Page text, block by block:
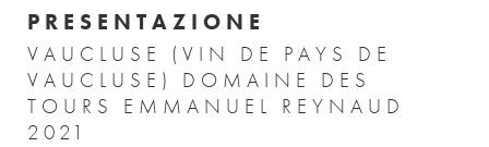
PRESENTAZIONE
VAUCLUSE (VIN DE PAYS DE
VAUCLUSE) DOMAINE DES
TOURS EMMANUEL REYNAUD
2021